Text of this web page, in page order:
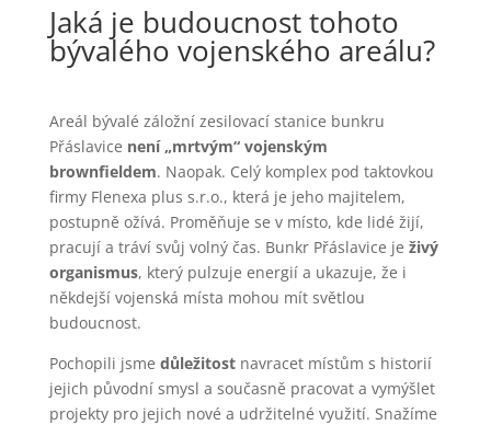
Jaká je budoucnost tohoto
bývalého vojenského areálu?
Areál bývalé záložní zesilovací stanice bunkru
Přáslavice není „mrtvým“ vojenským
brownfieldem. Naopak. Celý komplex pod taktovkou
firmy Flenexa plus s.r.o., která je jeho majitelem,
postupně ožívá. Proměňuje se v místo, kde lidé žijí,
pracují a tráví svůj volný čas. Bunkr Přáslavice je živý
organismus, který pulzuje energií a ukazuje, že i
někdejší vojenská místa mohou mít světlou
budoucnost.
Pochopili jsme důležitostnavracet místům s historií
jejich původní smysl a současně pracovat a vymýšlet
projekty pro jejich nové a udržitelné využití. Snažíme